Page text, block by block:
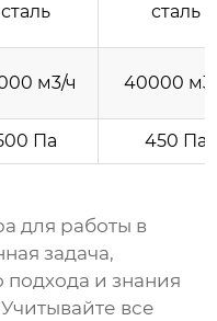
сталь
сталь
м3/ч 40000
Па 450 Па
для работы в
задача,
и знания
все